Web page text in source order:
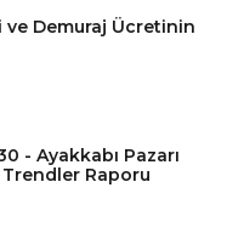
Demuraj Ücretinin
- Ayakkabı Pazarı
Raporu